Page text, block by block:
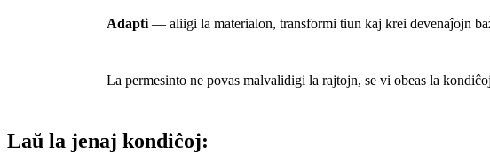
Adapti — aliigi la materialon, transformi tiun kaj krei devenaĵojn
La permesinto ne povas malvalidigi la rajtojn, se vi obeas la
Laŭ la jenaj kondiĉoj: